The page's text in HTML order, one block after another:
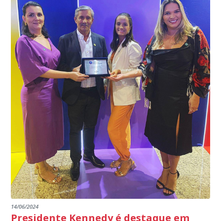
programa.
EDITAL RENOVAÇÃO DO CREDENCIAMENTO
INSTITUIÇÕES
14/06/2024
Presidente Kennedy é destaque em